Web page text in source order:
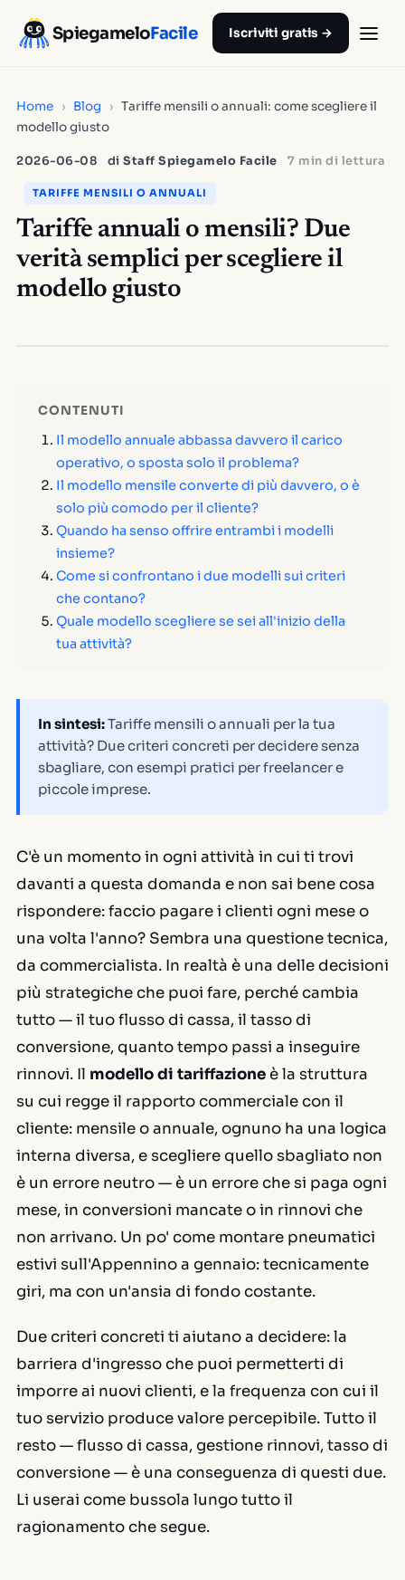
SpiegameloFacile Iscriviti gratis →
Home › Blog › Tariffe mensili o annuali: come scegliere il
modello giusto
2026-06-08 di Staff Spiegamelo Facile 7 min di lettura
TARIFFE MENSILI O ANNUALI
Tariffe annuali o mensili? Due
verità semplici per scegliere il
modello giusto
CONTENUTI
Il modello annuale abbassa davvero il carico
operativo, o sposta solo il problema?
Il modello mensile converte di più davvero, o è
solo più comodo per il cliente?
Quando ha senso offrire entrambi i modelli
insieme?
Come si confrontano i due modelli sui criteri
che contano?
Quale modello scegliere se sei all'inizio della
tua attività?
In sintesi:Tariffe mensili o annuali per la tua
attività? Due criteri concreti per decidere senza
sbagliare, con esempi pratici per freelancer e
piccole imprese.
C'è un momento in ogni attività in cui ti trovi
davanti a questa domanda e non sai bene cosa
rispondere: faccio pagare i clienti ogni mese o
una volta l'anno? Sembra una questione tecnica,
da commercialista. In realtà è una delle decisioni
più strategiche che puoi fare, perché cambia
tutto — il tuo flusso di cassa, il tasso di
conversione, quanto tempo passi a inseguire
rinnovi. Il modello di tariffazioneè la struttura
su cui regge il rapporto commerciale con il
cliente: mensile o annuale, ognuno ha una logica
interna diversa, e scegliere quello sbagliato non
è un errore neutro — è un errore che si paga ogni
mese, in conversioni mancate o in rinnovi che
non arrivano. Un po' come montare pneumatici
estivi sull'Appennino a gennaio: tecnicamente
giri, ma con un'ansia di fondo costante.
Due criteri concreti ti aiutano a decidere: la
barriera d'ingresso che puoi permetterti di
imporre ai nuovi clienti, e la frequenza con cui il
tuo servizio produce valore percepibile. Tutto il
resto — flusso di cassa, gestione rinnovi, tasso di
conversione — è una conseguenza di questi due.
Li userai come bussola lungo tutto il
ragionamento che segue.